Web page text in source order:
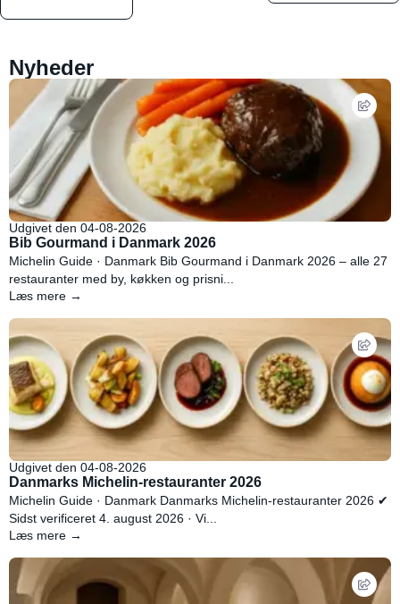
Nyheder
Udgivet den 04-08-2026
Bib Gourmand i Danmark 2026
Michelin Guide · Danmark Bib Gourmand i Danmark 2026 – alle 27
restauranter med by, køkken og prisni...
Læs mere →
Udgivet den 04-08-2026
Danmarks Michelin-restauranter 2026
Michelin Guide · Danmark Danmarks Michelin-restauranter 2026 ✔
Sidst verificeret 4. august 2026 · Vi...
Læs mere →